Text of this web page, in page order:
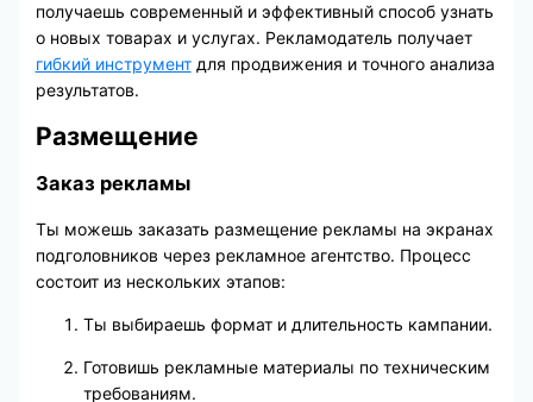
получаешь современный и эффективный способ узнать
о новых товарах и услугах. Рекламодатель получает
гибкий инструментдля продвижения и точного анализа
результатов.
Размещение
Заказ рекламы
Ты можешь заказать размещение рекламы на экранах
подголовников через рекламное агентство. Процесс
состоит из нескольких этапов:
Ты выбираешь формат и длительность кампании.
Готовишь рекламные материалы по техническим
требованиям.